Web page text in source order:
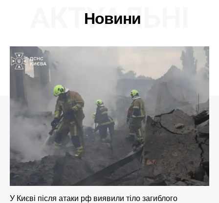
Новини
АКТУАЛЬНІ
У Києві після атаки рф виявили тіло загиблого